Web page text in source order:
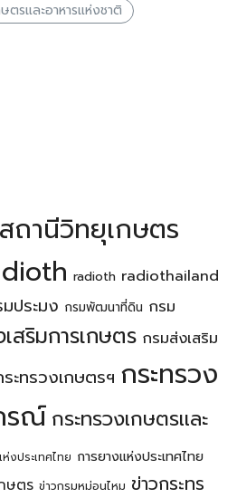
ตรและอาหารแห่งชาติ
ถานีวิทยุเกษตร
radioth radiothailand
ประมง กรมพัฒนาที่ดิน กรม
สริมการเกษตร กรมส่งเสริม
ะทรวงเกษตรฯ กระทรวง
รณ์ กระทรวงเกษตรเเละ
ห่งประเทศไทย การยางแห่งประเทศไทย
ษตร ข่าวกรมหม่อนไหม ข่าวกระทร